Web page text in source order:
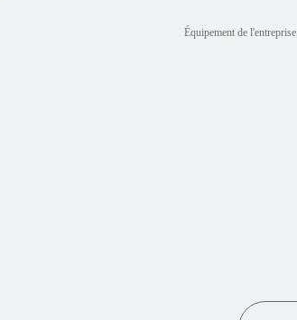
Équipement de l'entreprise